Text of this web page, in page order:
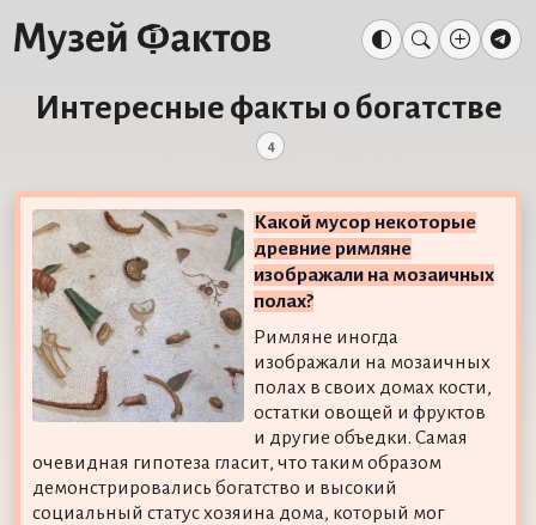
Интересные факты о богатстве
4
Какой мусор некоторые
древние римляне
изображали на мозаичных
полах?
Римляне иногда
изображали на мозаичных
полах в своих домах кости,
остатки овощей и фруктов
и другие объедки. Самая
очевидная гипотеза гласит, что таким образом
демонстрировались богатство и высокий
социальный статус хозяина дома, который мог